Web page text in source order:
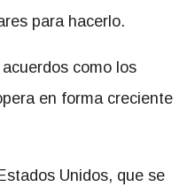
para hacerlo.
como los
en forma creciente
Unidos, que se